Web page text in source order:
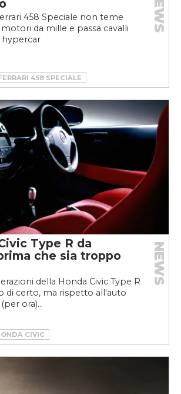
458 Speciale non teme
da mille e passa cavalli
NEWS
458 SPECIALE
Type R da
che sia troppo
della Honda Civic Type R
di certo, ma rispetto all'auto
ora)...
NEWS
CIVIC
R